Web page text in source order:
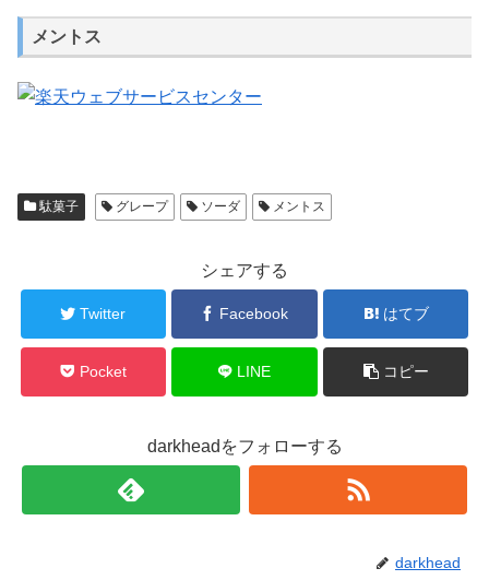
メントス
駄菓子 グレープ ソーダ メントス
シェアする
Twitter Facebook はてブ
Pocket LINE コピー
darkheadをフォローする
darkhead